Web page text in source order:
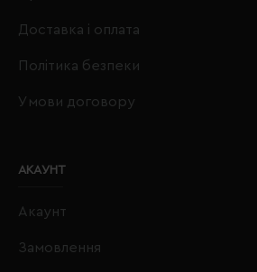
Доставка і оплата
Політика безпеки
Умови договору
АКАУНТ
Акаунт
Замовлення